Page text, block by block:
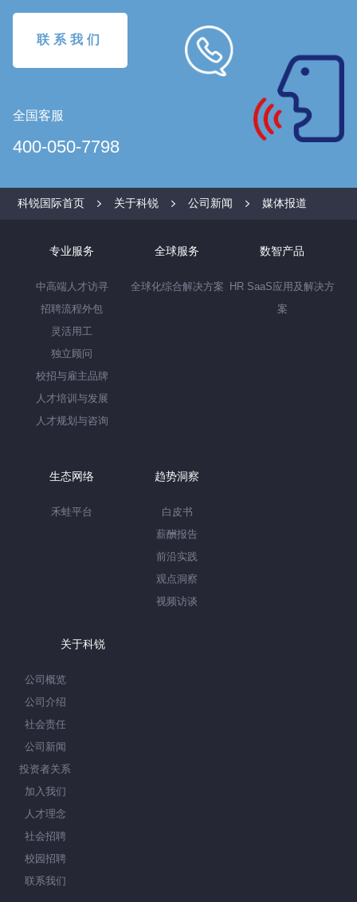
联系我们
全国客服
400-050-7798
科锐国际首页 关于科锐 公司新闻 媒体报道
专业服务
中高端人才访寻
招聘流程外包
灵活用工
独立顾问
校招与雇主品牌
人才培训与发展
人才规划与咨询
全球服务
全球化综合解决方案
数智产品
HR SaaS应用及解决方
案
生态网络
禾蛙平台
趋势洞察
白皮书
薪酬报告
前沿实践
观点洞察
视频访谈
关于科锐
公司概览
公司介绍
社会责任
公司新闻
投资者关系
加入我们
人才理念
社会招聘
校园招聘
联系我们